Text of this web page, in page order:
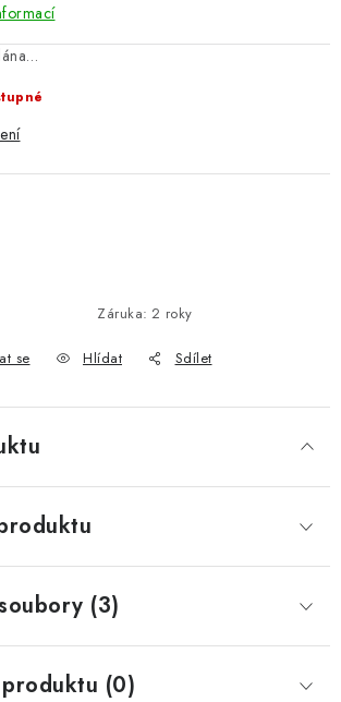
Záruka: 2 roky
se Hlídat Sdílet
(3)
(0)